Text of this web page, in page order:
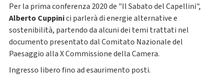
Per la prima conferenza 2020 de "Il Sabato del Capellini",
Alberto Cuppinici parlerà di energie alternative e
sostenibilità, partendo da alcuni dei temi trattati nel
documento presentato dal Comitato Nazionale del
Paesaggio alla X Commissione della Camera.
Ingresso libero fino ad esaurimento posti.